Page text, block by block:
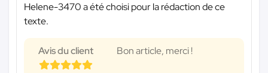
Helene-3470 a été choisi pour la rédaction de ce
texte.
Avis du client Bon article, merci !